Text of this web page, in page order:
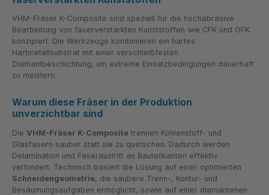
VHM-Fräser K-Composite sind speziell für die hochabrasive
Bearbeitung von faserverstärkten Kunststoffen wie CFK und GFK
konzipiert. Die Werkzeuge kombinieren ein hartes
Hartmetallsubstrat mit einer verschleißfesten
Diamantbeschichtung, um extreme Einsatzbedingungen dauerhaft
zu meistern.
Warum diese Fräser in der Produktion
unverzichtbar sind
Die VHM-Fräser K-Composite trennen Kohlenstoff- und
Glasfasern sauber statt sie zu quetschen. Dadurch werden
Delamination und Faseraustritt an Bauteilkanten effektiv
verhindert. Technisch basiert die Lösung auf einer optimierten
Schneidengeometrie, die saubere Trenn-, Kontur- und
Besäumungsaufgaben ermöglicht, sowie auf einer diamantenen